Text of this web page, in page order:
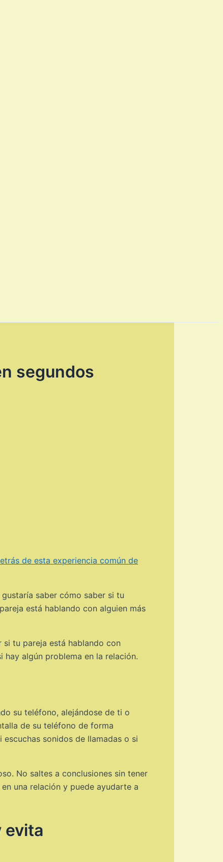
segundos
de esta experiencia común de
saber cómo saber si tu
está hablando con alguien más
tu pareja está hablando con
algún problema en la relación.
su teléfono, alejándose de ti o
de su teléfono de forma
sonidos de llamadas o si
No saltes a conclusiones sin tener
una relación y puede ayudarte a
evita